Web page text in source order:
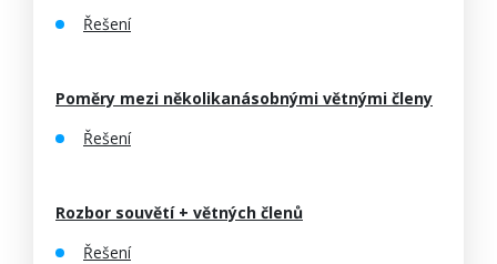
Řešení
Poměry mezi několikanásobnými větnými členy
Řešení
Rozbor souvětí + větných členů
Řešení